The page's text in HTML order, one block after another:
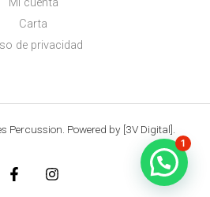
Carta
de privacidad
Powered by [3V Digital].
1